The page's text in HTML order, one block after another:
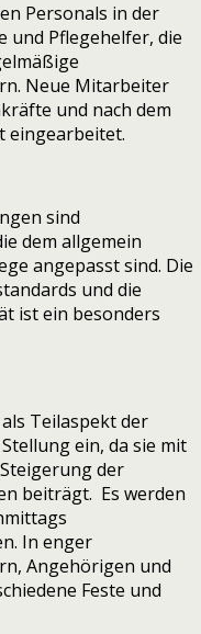
Personals in der
und Pflegehelfer, die
Neue Mitarbeiter
und nach dem
eingearbeitet.
sind
dem allgemein
angepasst sind. Die
und die
ist ein besonders
Teilaspekt der
ein, da sie mit
der
beiträgt. Es werden
In enger
Angehörigen und
Feste und